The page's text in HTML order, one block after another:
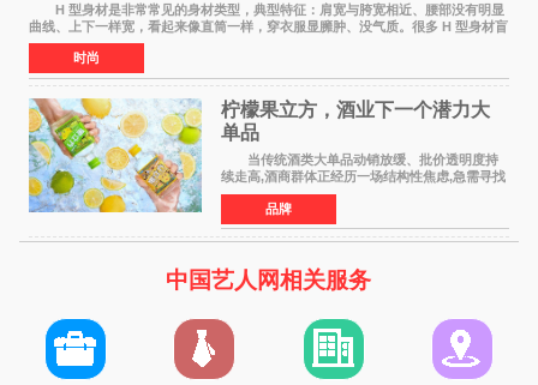
H 型身材是非常常见的身材类型，典型特征：肩宽与胯宽相近、腰部没有明显
曲线、上下一样宽，看起来像直筒一样，穿衣服显臃肿、没气质。很多 H 型身材盲
目全身减脂，越减越瘦，腰部还是没有
时尚
柠檬果立方，酒业下一个潜力大
单品
当传统酒类大单品动销放缓、批价透明度持
续走高,酒商群体正经历一场结构性焦虑,急需寻找
新的发展方向。 过去二十年依赖押注大单
品、赚批价波动差价的盈利模型正在松动,寻找具
备真实动销能力
品牌
中国艺人网相关服务